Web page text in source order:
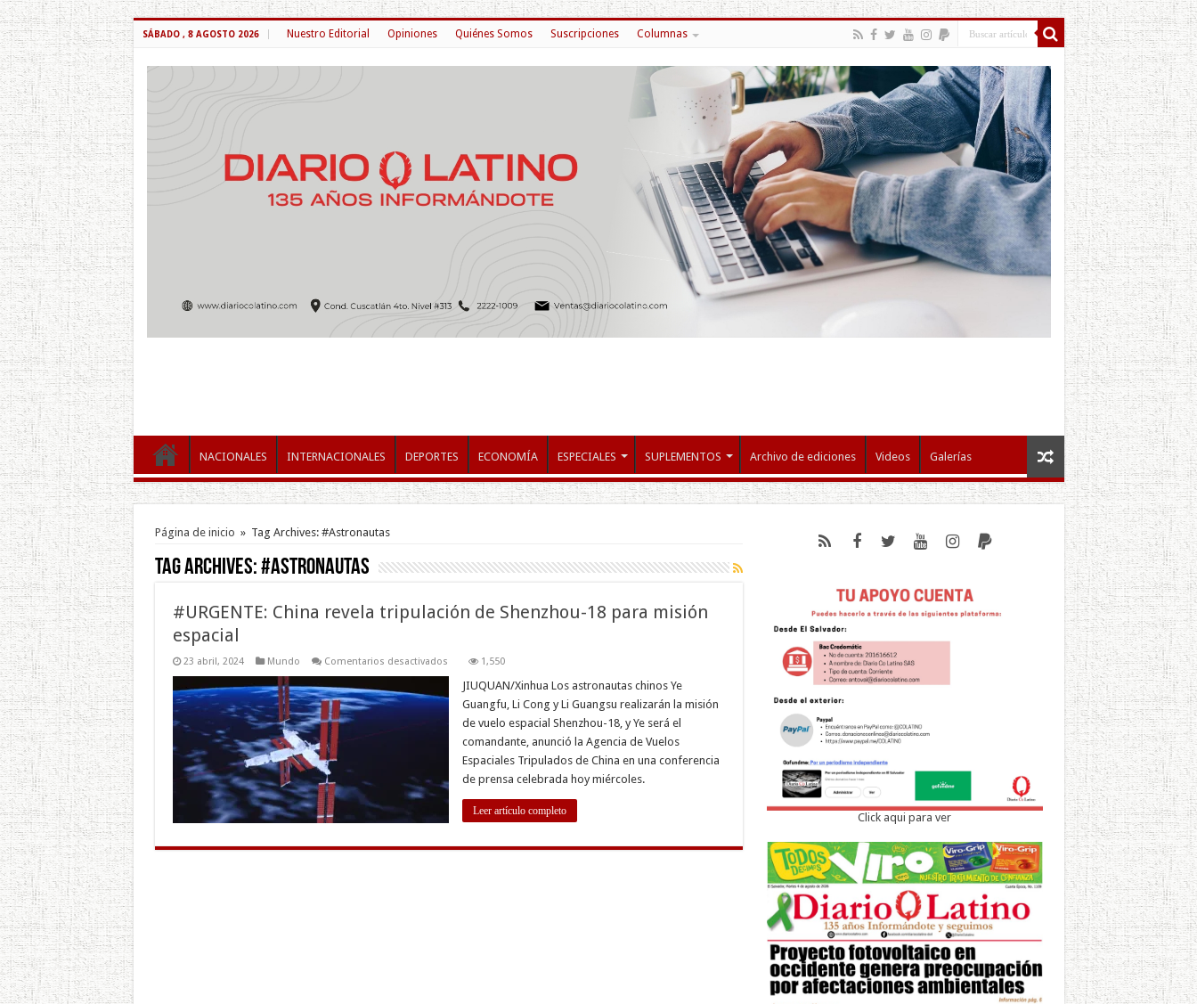
SÁBADO , 8 AGOSTO 2026 Nuestro Editorial Opiniones Quiénes Somos Suscripciones Columnas
NACIONALES INTERNACIONALES DEPORTES ECONOMÍA ESPECIALES SUPLEMENTOS Archivo de ediciones Videos Galerías
Página de inicio » Tag Archives: #Astronautas
Tag Archives:#Astronautas
#URGENTE: China revela tripulación de Shenzhou-18 para misión
espacial
23 abril, 2024 Mundo Comentarios desactivadosen
China
revela
tripulación
Shenzhou-
misión
espacial
1,550
JIUQUAN/Xinhua Los astronautas chinos Ye
Guangfu, Li Cong y Li Guangsu realizarán la misión
de vuelo espacial Shenzhou-18, y Ye será el
comandante, anunció la Agencia de Vuelos
Espaciales Tripulados de China en una conferencia
de prensa celebrada hoy miércoles.
Leer artículo completo
Click aqui para ver